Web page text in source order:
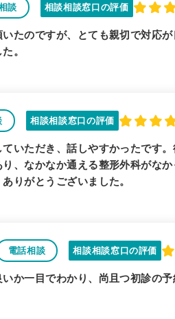
談 相談相談窓口の評価
たのですが、とても親切で対応
。
相談相談窓口の評価
いただき、話しやすかったです
、なかなか通える整形外科がな
りがとうございました。
電話相談 相談相談窓口の評価
か一目でわかり、尚且つ初診の